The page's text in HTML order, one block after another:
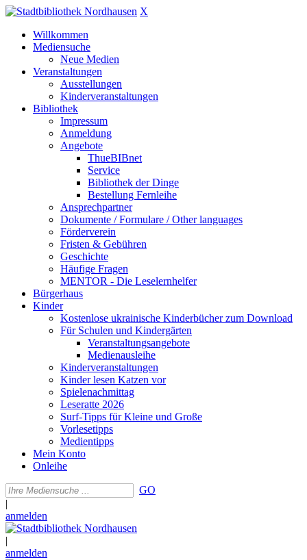
X
Willkommen
Mediensuche
Neue Medien
Veranstaltungen
Ausstellungen
Kinderveranstaltungen
Bibliothek
Impressum
Anmeldung
Angebote
ThueBIBnet
Service
Bibliothek der Dinge
Bestellung Fernleihe
Ansprechpartner
Dokumente / Formulare / Other languages
Förderverein
Fristen & Gebühren
Geschichte
Häufige Fragen
MENTOR - Die Leselernhelfer
Bürgerhaus
Kinder
Kostenlose ukrainische Kinderbücher zum Download
Für Schulen und Kindergärten
Veranstaltungsangebote
Medienausleihe
Kinderveranstaltungen
Kinder lesen Katzen vor
Spielenachmittag
Leseratte 2026
Surf-Tipps für Kleine und Große
Vorlesetipps
Medientipps
Mein Konto
Onleihe
GO
|
anmelden
|
anmelden